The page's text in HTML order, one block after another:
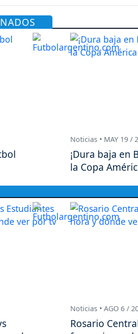
Noticias • MAY 19 /
¡Dura baja en
la Copa
Noticias • AGO 6 /
Rosario